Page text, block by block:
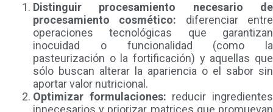
Distinguir procesamiento necesario de
procesamiento cosmético: diferenciar entre
operaciones tecnológicas que garantizan
inocuidad o funcionalidad (como la
pasteurización o la fortificación) y aquellas que
sólo buscan alterar la apariencia o el sabor sin
aportar valor nutricional.
Optimizar formulaciones: reducir ingredientes